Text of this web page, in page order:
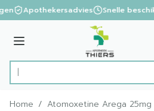
Ga naar de inhoud
1 van 1
Apothekersadvies Snelle
Menu
Product, merk, categorie...
Op zo
Home / Atomoxetine Arega